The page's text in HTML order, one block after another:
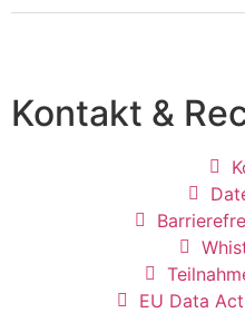
*
Kontakt &
EU Data